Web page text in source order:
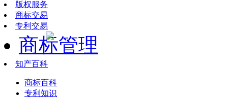
版权服务
商标交易
专利交易
商标管理
知产百科
商标百科
专利知识